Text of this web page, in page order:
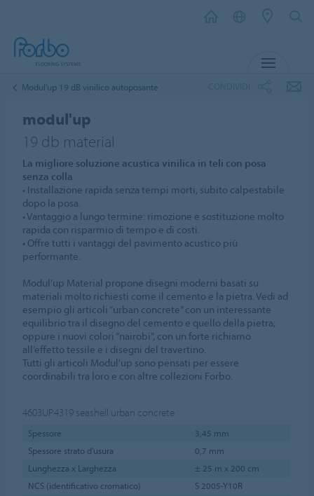
Modul'up 19 dB vinilico autoposante
modul'up
19 db material
La migliore soluzione acustica vinilica in teli con posa
senza colla
• Installazione rapida senza tempi morti, subito calpestabile
dopo la posa.
• Vantaggio a lungo termine: rimozione e sostituzione molto
rapida con risparmio di tempo e di costi.
• Offre tutti i vantaggi del pavimento acustico più
performante.
Modul’up Material propone disegni moderni basati su
materiali molto richiesti come il cemento e la pietra. Vedi ad
esempio gli articoli “urban concrete” con un interessante
equilibrio tra il disegno del cemento e quello della pietra;
oppure i nuovi colori “nairobi”, con un forte richiamo
all’effetto tessile e i disegni del travertino.
Tutti gli articoli Modul’up sono pensati per essere
coordinabili tra loro e con altre collezioni Forbo.
4603UP4319 seashell urban concrete
Spessore
3,45 mm
Spessore strato d'usura
0,7 mm
Lunghezza x Larghezza
± 25 m x 200 cm
NCS (identificativo cromatico)
S 2005-Y10R